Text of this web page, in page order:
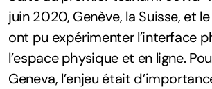
juin 2020, Genève, la Suisse, et
ont pu expérimenter l’interface
l’espace physique et en ligne.
Geneva, l’enjeu était
Hackathons passés
Témoignages